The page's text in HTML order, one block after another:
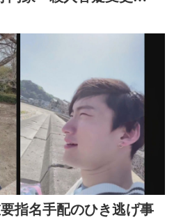
指名手配のひき逃げ事